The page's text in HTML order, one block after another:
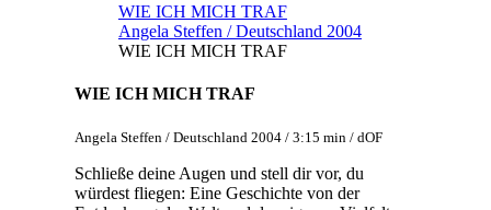
WIE ICH MICH TRAF
Angela Steffen / Deutschland 2004
WIE ICH MICH TRAF
WIE ICH MICH TRAF
Angela Steffen / Deutschland 2004 / 3:15 min / dOF
Schließe deine Augen und stell dir vor, du
würdest fliegen: Eine Geschichte von der